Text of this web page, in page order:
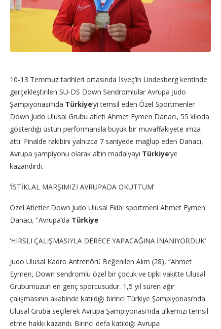
10-13 Temmuz tarihleri ortasında İsveç’in Lindesberg kentinde
gerçekleştirilen SU-DS Down Sendromlular Avrupa Judo
Şampiyonası’nda Türkiye‘yi temsil eden Özel Sportmenler
Down Judo Ulusal Grubu atleti Ahmet Eymen Danacı, 55 kiloda
gösterdiği üstün performansla büyük bir muvaffakiyete imza
attı. Finalde rakibini yalnızca 7 saniyede mağlup eden Danacı,
Avrupa şampiyonu olarak altın madalyayı Türkiye‘ye
kazandırdı.
‘İSTİKLAL MARŞIMIZI AVRUPADA OKUTTUM’
Özel Atletler Down Judo Ulusal Ekibi sportmeni Ahmet Eymen
Danacı, “Avrupa’da Türkiye
‘HIRSLI ÇALIŞMASIYLA DERECE YAPACAĞINA İNANIYORDUK’
Judo Ulusal Kadro Antrenörü Beğenilen Alım (28), “Ahmet
Eymen, Down sendromlu özel bir çocuk ve tıpkı vakitte Ulusal
Grubumuzun en genç sporcusudur. 1,5 yıl süren ağır
çalışmasının akabinde katıldığı birinci Türkiye Şampiyonası’nda
Ulusal Gruba seçilerek Avrupa Şampiyonası’nda ülkemizi temsil
etme hakkı kazandı. Birinci defa katıldığı Avrupa